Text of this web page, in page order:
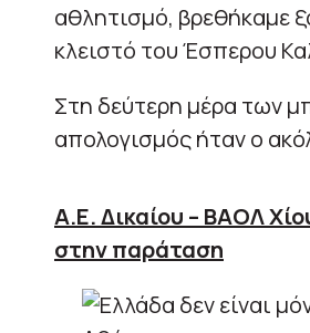
αθλητισμό, βρεθήκαμε
κλειστό του Έσπερου
Στη δεύτερη μέρα των
απολογισμός ήταν ο
Α.Ε. Δικαίου – ΒΑΟΛ
στην παράταση